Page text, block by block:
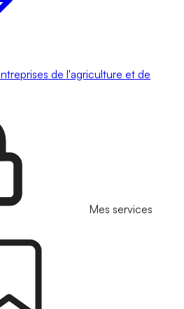
de l'agriculture et de
Mes services